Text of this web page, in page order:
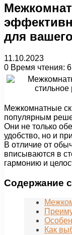
для
11.10.2023
0 Время чтения:
Межкомнатные
популярным
Они не только
удобство, но и
В отличие от
вписываются в
гармонию и
Содержание
Как